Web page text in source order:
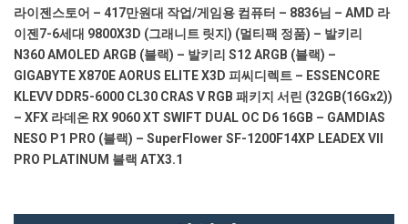
라이젠스토어 – 417만원대 작업/게임용 컴퓨터 – 8836님 – AMD 라
이젠7-6세대 9800X3D (그래니트 릿지) (멀티팩 정품) – 발키리
N360 AMOLED ARGB (블랙) – 발키리 S12 ARGB (블랙) –
GIGABYTE X870E AORUS ELITE X3D 피씨디렉트 – ESSENCORE
KLEVV DDR5-6000 CL30 CRAS V RGB 패키지 서린 (32GB(16Gx2))
– XFX 라데온 RX 9060 XT SWIFT DUAL OC D6 16GB – GAMDIAS
NESO P1 PRO (블랙) – SuperFlower SF-1200F14XP LEADEX VII
PRO PLATINUM 블랙 ATX3.1